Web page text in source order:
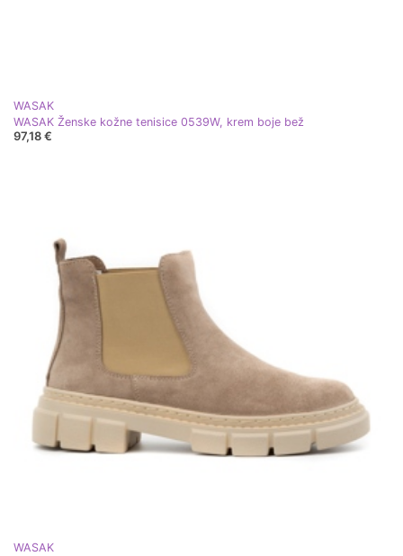
WASAK
WASAK Ženske kožne tenisice 0539W, krem ​​boje bež
97,18 €
WASAK